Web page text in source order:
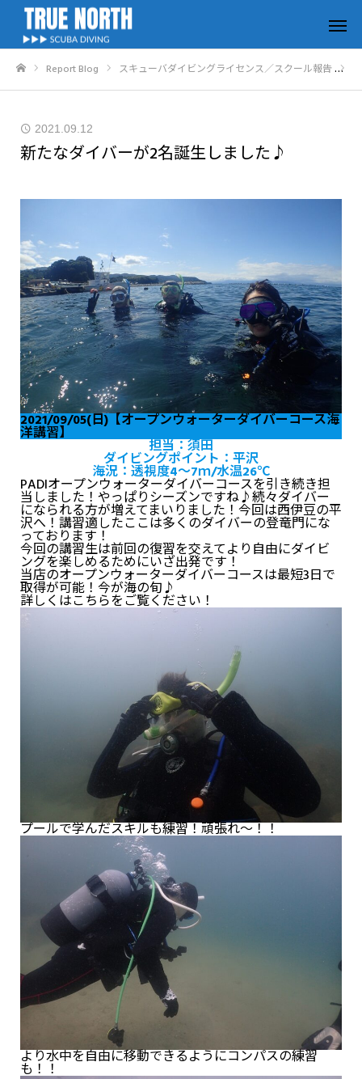
Report Blog スキューバダイビングライセンス／スクール報告
2021.09.12
新たなダイバーが2名誕生しました♪
2021/09/05(日)【オープンウォーターダイバーコース海
洋講習】
担当：須田
ダイビングポイント：平沢
海況：透視度4～7ｍ/水温26℃
PADIオープンウォーターダイバーコースを引き続き担
当しました！やっぱりシーズンですね♪続々ダイバー
になられる方が増えてまいりました！今回は西伊豆の平
沢へ！講習適したここは多くのダイバーの登竜門にな
っております！
今回の講習生は前回の復習を交えてより自由にダイビ
ングを楽しめるためにいざ出発です！
当店のオープンウォーターダイバーコースは最短3日で
取得が可能！今が海の旬♪
詳しくはこちらをご覧ください！
プールで学んだスキルも練習！頑張れ～！！
より水中を自由に移動できるようにコンパスの練習
も！！